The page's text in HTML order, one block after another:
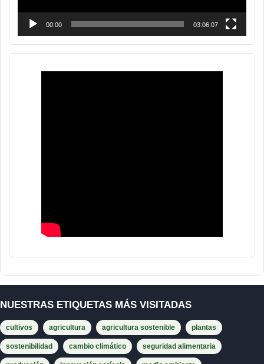
00:00 03:06:07
NUESTRAS ETIQUETAS MÁS VISITADAS
cultivos agricultura agricultura sostenible plantas
sostenibilidad cambio climático seguridad alimentaria